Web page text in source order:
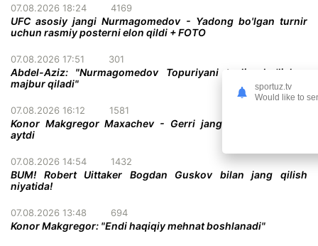
07.08.2026 18:24 4169
UFC asosiy jangi Nurmagomedov - Yadong bo'lgan turnir
uchun rasmiy posterni elon qildi + FOTO
07.08.2026 17:51 301
Abdel-Aziz: "Nurmagomedov Topuriyani taslim bo'lishga
majbur qiladi"
07.08.2026 16:12 1581
Konor Makgregor Maxachev - Gerri jangiga o'z taxminini
aytdi
07.08.2026 14:54 1432
BUM! Robert Uittaker Bogdan Guskov bilan jang qilish
niyatida!
07.08.2026 13:48 694
Konor Makgregor: "Endi haqiqiy mehnat boshlanadi"
sportuz.tv
Would like to